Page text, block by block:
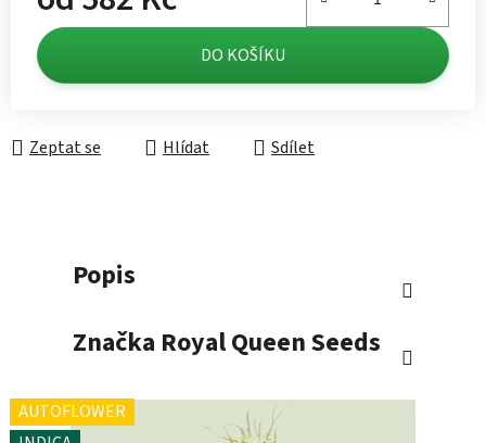
Měrná cena:
DO KOŠÍKU
Zeptat se Hlídat Sdílet
Popis
Značka Royal Queen Seeds
AUTOFLOWER